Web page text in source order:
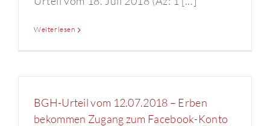
Weiterlesen
BGH-Urteil vom 12.07.2018 – Erben
bekommen Zugang zum Facebook-Konto